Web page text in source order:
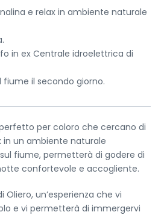
e relax in ambiente naturale
in ex Centrale idroelettrica di
fiume il secondo giorno.
per coloro che cercano di
in un ambiente naturale
fiume, permetterà di godere di
confortevole e accogliente.
un’esperienza che vi
e vi permetterà di immergervi